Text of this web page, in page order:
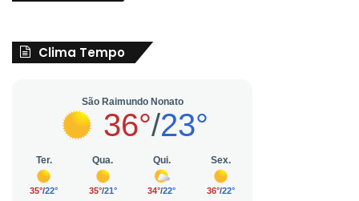
Clima Tempo